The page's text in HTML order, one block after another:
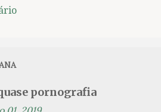
pornografia